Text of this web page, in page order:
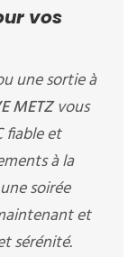
vos
une sortie à
METZvous
fiable et
à la
soirée
et
sérénité.